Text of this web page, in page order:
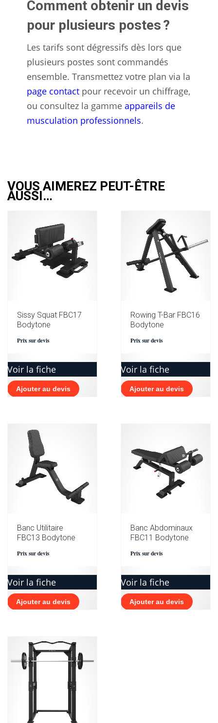
Comment obtenir un devis
pour plusieurs postes ?
Les tarifs sont dégressifs dès lors que
plusieurs postes sont commandés
ensemble. Transmettez votre plan via la
page contact pour recevoir un chiffrage,
ou consultez la gamme appareils de
musculation professionnels.
VOUS AIMEREZ PEUT-ÊTRE
AUSSI…
Sissy Squat FBC17
Bodytone
Prix sur devis
Voir la fiche
Ajouter au devis
Rowing T-Bar FBC16
Bodytone
Prix sur devis
Voir la fiche
Ajouter au devis
Banc Utilitaire
FBC13 Bodytone
Prix sur devis
Voir la fiche
Ajouter au devis
Banc Abdominaux
FBC11 Bodytone
Prix sur devis
Voir la fiche
Ajouter au devis